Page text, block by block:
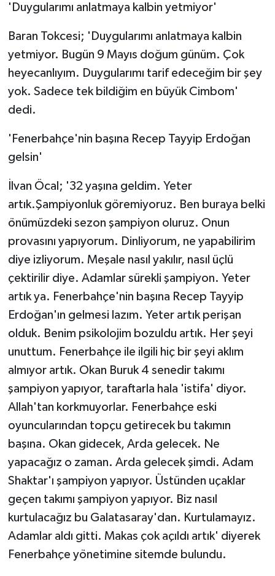
'Duygularımı anlatmaya kalbin yetmiyor'
Baran Tokcesi; 'Duygularımı anlatmaya kalbin
yetmiyor. Bugün 9 Mayıs doğum günüm. Çok
heyecanlıyım. Duygularımı tarif edeceğim bir şey
yok. Sadece tek bildiğim en büyük Cimbom'
dedi.
'Fenerbahçe'nin başına Recep Tayyip Erdoğan
gelsin'
İlvan Öcal; '32 yaşına geldim. Yeter
artık.Şampiyonluk göremiyoruz. Ben buraya belki
önümüzdeki sezon şampiyon oluruz. Onun
provasını yapıyorum. Dinliyorum, ne yapabilirim
diye izliyorum. Meşale nasıl yakılır, nasıl üçlü
çektirilir diye. Adamlar sürekli şampiyon. Yeter
artık ya. Fenerbahçe'nin başına Recep Tayyip
Erdoğan'ın gelmesi lazım. Yeter artık perişan
olduk. Benim psikolojim bozuldu artık. Her şeyi
unuttum. Fenerbahçe ile ilgili hiç bir şeyi aklım
almıyor artık. Okan Buruk 4 senedir takımı
şampiyon yapıyor, taraftarla hala 'istifa' diyor.
Allah'tan korkmuyorlar. Fenerbahçe eski
oyuncularından topçu getirecek bu takımın
başına. Okan gidecek, Arda gelecek. Ne
yapacağız o zaman. Arda gelecek şimdi. Adam
Shaktar'ı şampiyon yapıyor. Üstünden uçaklar
geçen takımı şampiyon yapıyor. Biz nasıl
kurtulacağız bu Galatasaray'dan. Kurtulamayız.
Adamlar aldı gitti. Makas çok açıldı artık' diyerek
Fenerbahçe yönetimine sitemde bulundu.